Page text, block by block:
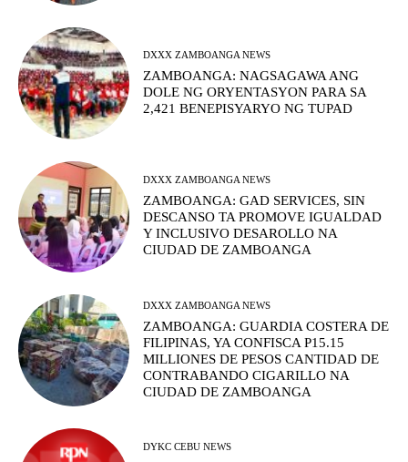
DXXX ZAMBOANGA NEWS
ZAMBOANGA: NAGSAGAWA ANG
DOLE NG ORYENTASYON PARA SA
2,421 BENEPISYARYO NG TUPAD
DXXX ZAMBOANGA NEWS
ZAMBOANGA: GAD SERVICES, SIN
DESCANSO TA PROMOVE IGUALDAD
Y INCLUSIVO DESAROLLO NA
CIUDAD DE ZAMBOANGA
DXXX ZAMBOANGA NEWS
ZAMBOANGA: GUARDIA COSTERA DE
FILIPINAS, YA CONFISCA P15.15
MILLIONES DE PESOS CANTIDAD DE
CONTRABANDO CIGARILLO NA
CIUDAD DE ZAMBOANGA
DYKC CEBU NEWS